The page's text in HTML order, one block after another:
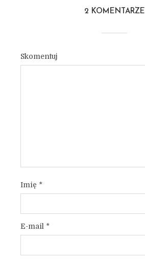
2 KOMENTARZE
Skomentuj
Imię *
E-mail *